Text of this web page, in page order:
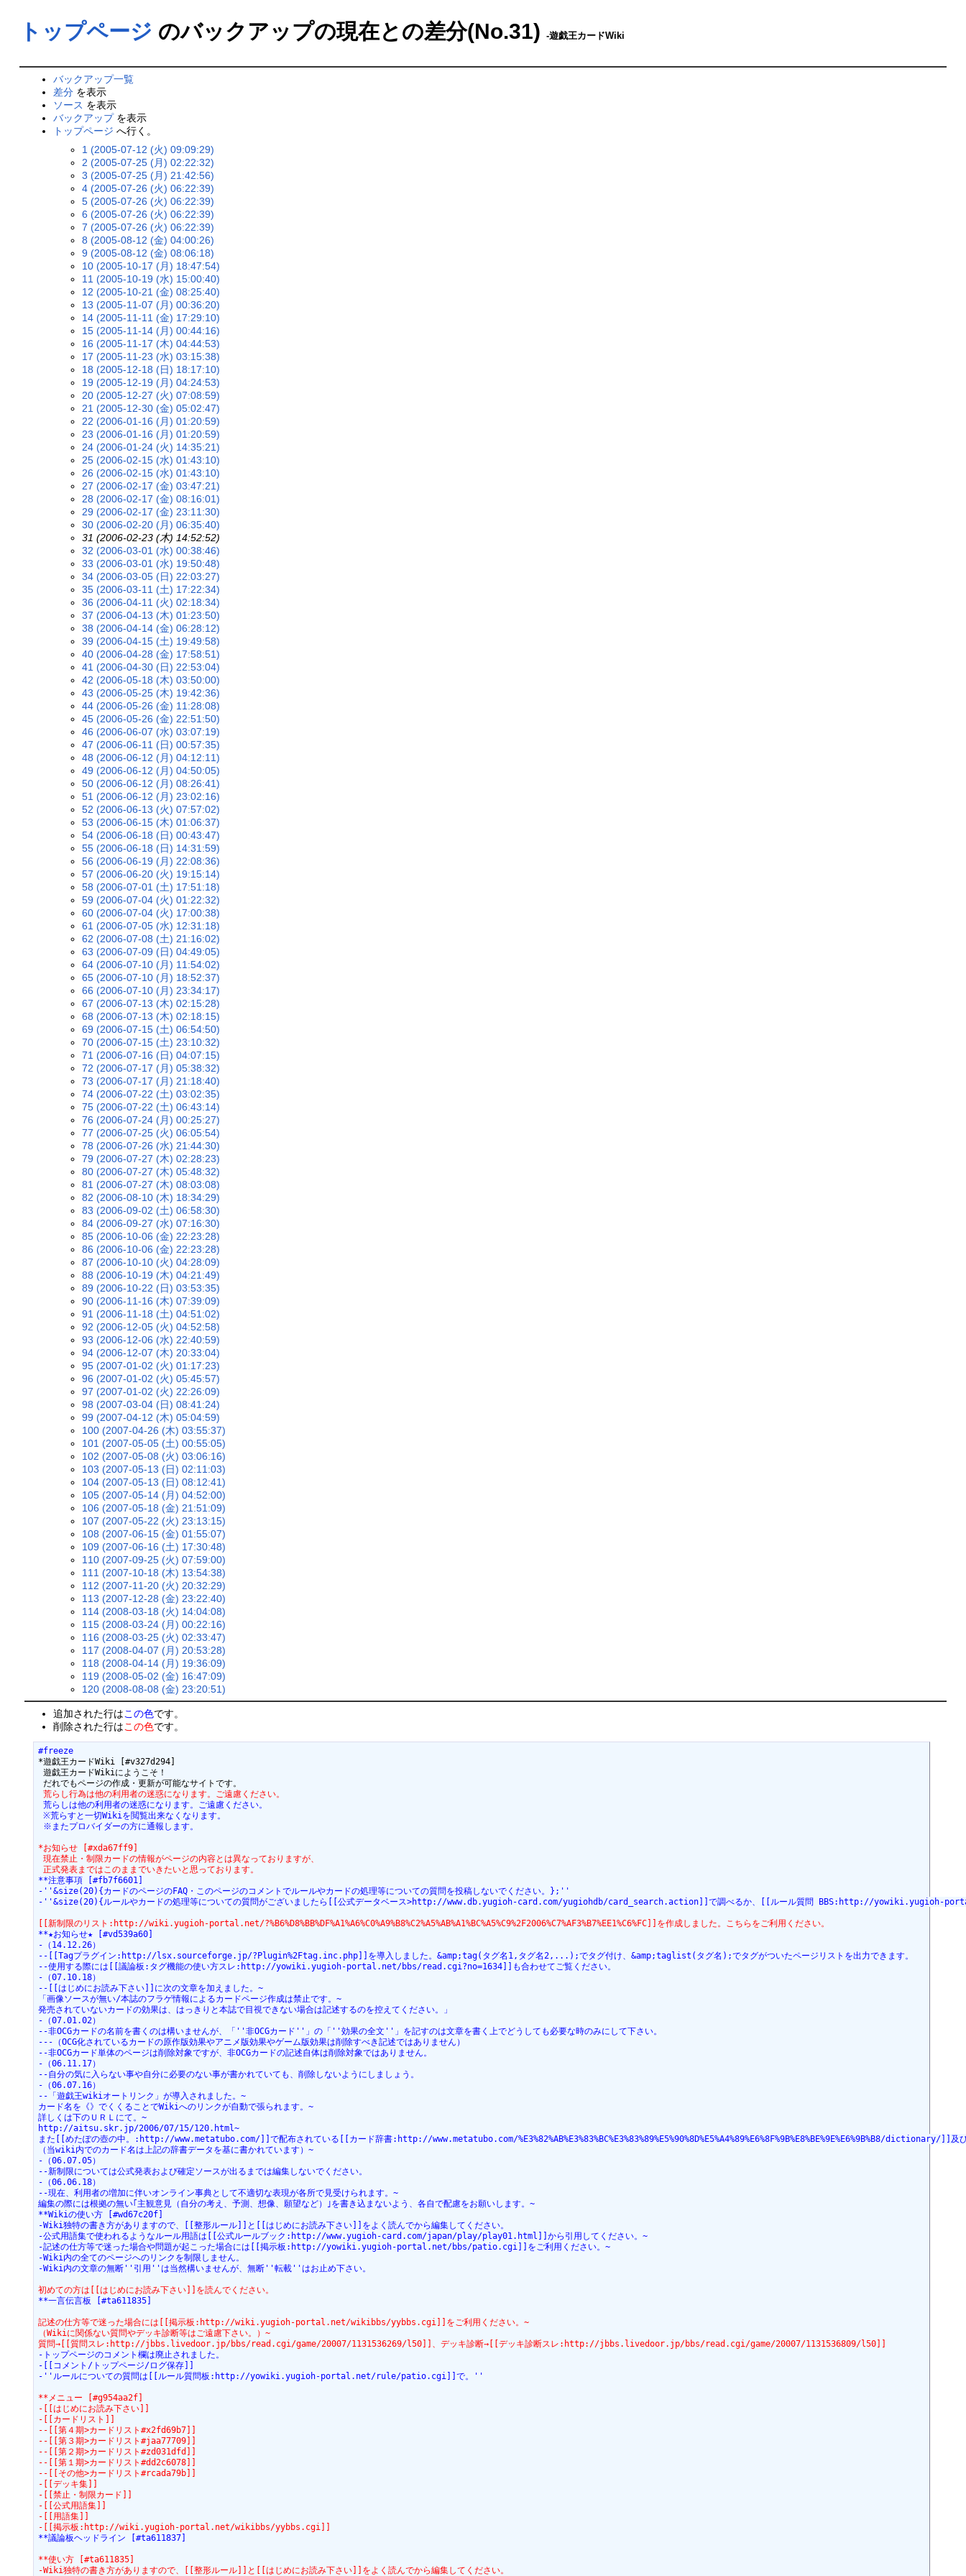
トップページ のバックアップの現在との差分(No.31) -遊戯王カードWiki
バックアップ一覧
差分 を表示
ソース を表示
バックアップを表示
トップページ へ行く。
1 (2005-07-12 (火) 09:09:29)
2 (2005-07-25 (月) 02:22:32)
3 (2005-07-25 (月) 21:42:56)
4 (2005-07-26 (火) 06:22:39)
5 (2005-07-26 (火) 06:22:39)
6 (2005-07-26 (火) 06:22:39)
7 (2005-07-26 (火) 06:22:39)
8 (2005-08-12 (金) 04:00:26)
9 (2005-08-12 (金) 08:06:18)
10 (2005-10-17 (月) 18:47:54)
11 (2005-10-19 (水) 15:00:40)
12 (2005-10-21 (金) 08:25:40)
13 (2005-11-07 (月) 00:36:20)
14 (2005-11-11 (金) 17:29:10)
15 (2005-11-14 (月) 00:44:16)
16 (2005-11-17 (木) 04:44:53)
17 (2005-11-23 (水) 03:15:38)
18 (2005-12-18 (日) 18:17:10)
19 (2005-12-19 (月) 04:24:53)
20 (2005-12-27 (火) 07:08:59)
21 (2005-12-30 (金) 05:02:47)
22 (2006-01-16 (月) 01:20:59)
23 (2006-01-16 (月) 01:20:59)
24 (2006-01-24 (火) 14:35:21)
25 (2006-02-15 (水) 01:43:10)
26 (2006-02-15 (水) 01:43:10)
27 (2006-02-17 (金) 03:47:21)
28 (2006-02-17 (金) 08:16:01)
29 (2006-02-17 (金) 23:11:30)
30 (2006-02-20 (月) 06:35:40)
31 (2006-02-23 (木) 14:52:52)
32 (2006-03-01 (水) 00:38:46)
33 (2006-03-01 (水) 19:50:48)
34 (2006-03-05 (日) 22:03:27)
35 (2006-03-11 (土) 17:22:34)
36 (2006-04-11 (火) 02:18:34)
37 (2006-04-13 (木) 01:23:50)
38 (2006-04-14 (金) 06:28:12)
39 (2006-04-15 (土) 19:49:58)
40 (2006-04-28 (金) 17:58:51)
41 (2006-04-30 (日) 22:53:04)
42 (2006-05-18 (木) 03:50:00)
43 (2006-05-25 (木) 19:42:36)
44 (2006-05-26 (金) 11:28:08)
45 (2006-05-26 (金) 22:51:50)
46 (2006-06-07 (水) 03:07:19)
47 (2006-06-11 (日) 00:57:35)
48 (2006-06-12 (月) 04:12:11)
49 (2006-06-12 (月) 04:50:05)
50 (2006-06-12 (月) 08:26:41)
51 (2006-06-12 (月) 23:02:16)
52 (2006-06-13 (火) 07:57:02)
53 (2006-06-15 (木) 01:06:37)
54 (2006-06-18 (日) 00:43:47)
55 (2006-06-18 (日) 14:31:59)
56 (2006-06-19 (月) 22:08:36)
57 (2006-06-20 (火) 19:15:14)
58 (2006-07-01 (土) 17:51:18)
59 (2006-07-04 (火) 01:22:32)
60 (2006-07-04 (火) 17:00:38)
61 (2006-07-05 (水) 12:31:18)
62 (2006-07-08 (土) 21:16:02)
63 (2006-07-09 (日) 04:49:05)
64 (2006-07-10 (月) 11:54:02)
65 (2006-07-10 (月) 18:52:37)
66 (2006-07-10 (月) 23:34:17)
67 (2006-07-13 (木) 02:15:28)
68 (2006-07-13 (木) 02:18:15)
69 (2006-07-15 (土) 06:54:50)
70 (2006-07-15 (土) 23:10:32)
71 (2006-07-16 (日) 04:07:15)
72 (2006-07-17 (月) 05:38:32)
73 (2006-07-17 (月) 21:18:40)
74 (2006-07-22 (土) 03:02:35)
75 (2006-07-22 (土) 06:43:14)
76 (2006-07-24 (月) 00:25:27)
77 (2006-07-25 (火) 06:05:54)
78 (2006-07-26 (水) 21:44:30)
79 (2006-07-27 (木) 02:28:23)
80 (2006-07-27 (木) 05:48:32)
81 (2006-07-27 (木) 08:03:08)
82 (2006-08-10 (木) 18:34:29)
83 (2006-09-02 (土) 06:58:30)
84 (2006-09-27 (水) 07:16:30)
85 (2006-10-06 (金) 22:23:28)
86 (2006-10-06 (金) 22:23:28)
87 (2006-10-10 (火) 04:28:09)
88 (2006-10-19 (木) 04:21:49)
89 (2006-10-22 (日) 03:53:35)
90 (2006-11-16 (木) 07:39:09)
91 (2006-11-18 (土) 04:51:02)
92 (2006-12-05 (火) 04:52:58)
93 (2006-12-06 (水) 22:40:59)
94 (2006-12-07 (木) 20:33:04)
95 (2007-01-02 (火) 01:17:23)
96 (2007-01-02 (火) 05:45:57)
97 (2007-01-02 (火) 22:26:09)
98 (2007-03-04 (日) 08:41:24)
99 (2007-04-12 (木) 05:04:59)
100 (2007-04-26 (木) 03:55:37)
101 (2007-05-05 (土) 00:55:05)
102 (2007-05-08 (火) 03:06:16)
103 (2007-05-13 (日) 02:11:03)
104 (2007-05-13 (日) 08:12:41)
105 (2007-05-14 (月) 04:52:00)
106 (2007-05-18 (金) 21:51:09)
107 (2007-05-22 (火) 23:13:15)
108 (2007-06-15 (金) 01:55:07)
109 (2007-06-16 (土) 17:30:48)
110 (2007-09-25 (火) 07:59:00)
111 (2007-10-18 (木) 13:54:38)
112 (2007-11-20 (火) 20:32:29)
113 (2007-12-28 (金) 23:22:40)
114 (2008-03-18 (火) 14:04:08)
115 (2008-03-24 (月) 00:22:16)
116 (2008-03-25 (火) 02:33:47)
117 (2008-04-07 (月) 20:53:28)
118 (2008-04-14 (月) 19:36:09)
119 (2008-05-02 (金) 16:47:09)
120 (2008-08-08 (金) 23:20:51)
追加された行はこの色です。
削除された行はこの色です。
#freeze
*遊戯王カードWiki [#v327d294]
遊戯王カードWikiにようこそ！
荒らし行為は他の利用者の迷惑になります。ご遠慮ください。
荒らしは他の利用者の迷惑になります。ご遠慮ください。
※荒らすと一切Wikiを閲覧出来なくなります。
※またプロバイダーの方に通報します。
*お知らせ [#xda67ff9]
現在禁止・制限カードの情報がページの内容とは異なっておりますが、
正式発表まではこのままでいきたいと思っております。
**注意事項 [#fb7f6601]
-''&size(20){カードのページのFAQ・このページのコメントでルールやカードの処理等についての質問を投稿しないでください。};''
-''&size(20){ルールやカードの処理等についての質問がございましたら[[公式データベース>http://www.db.yugioh-card.com/yugiohdb/card_search.action]]で調べるか、[[ルール質問 BBS:http://
[[新制限のリスト:http://wiki.yugioh-portal.net/?%B6%D8%BB%DF%A1%A6%C0%A9%B8%C2%A5%AB%A1%BC%A5%C9%2F2006%C7%AF3%B7%EE1%C6%FC]]を作成しました。こちらをご利用ください。
**★お知らせ★ [#vd539a60]
-（14.12.26）
--[[Tagプラグイン:http://lsx.sourceforge.jp/?Plugin%2Ftag.inc.php]]を導入しました。&amp;tag(タグ名1,タグ名2,...);でタグ付け、&amp;taglist(タグ名);でタグがついたページリストを出力できます。
--使用する際には[[議論板:タグ機能の使い方スレ:http://yowiki.yugioh-portal.net/bbs/read.cgi?no=1634]]も合わせてご覧ください。
-（07.10.18）
--[[はじめにお読み下さい]]に次の文章を加えました。~
「画像ソースが無い/本誌のフラゲ情報によるカードページ作成は禁止です。~
発売されていないカードの効果は、はっきりと本誌で目視できない場合は記述するのを控えてください。」
-（07.01.02）
--非OCGカードの名前を書くのは構いませんが、「''非OCGカード''」の「''効果の全文''」を記すのは文章を書く上でどうしても必要な時のみにして下さい。
---（OCG化されているカードの原作版効果やアニメ版効果やゲーム版効果は削除すべき記述ではありません）
--非OCGカード単体のページは削除対象ですが、非OCGカードの記述自体は削除対象ではありません。
-（06.11.17）
--自分の気に入らない事や自分に必要のない事が書かれていても、削除しないようにしましょう。
-（06.07.16）
--「遊戯王wikiオートリンク」が導入されました。~
カード名を《》でくくることでWikiへのリンクが自動で張られます。~
詳しくは下のＵＲＬにて。~
http://aitsu.skr.jp/2006/07/15/120.html~
また[[めたぽの壺の中。:http://www.metatubo.com/]]で配布されている[[カード辞書:http://www.metatubo.com/
（当wiki内でのカード名は上記の辞書データを基に書かれています）~
-（06.07.05）
--新制限については公式発表および確定ソースが出るまでは編集しないでください。
-（06.06.18）
--現在、利用者の増加に伴いオンライン事典として不適切な表現が各所で見受けられます。~
編集の際には根拠の無い｢主観意見（自分の考え、予測、想像、願望など）｣を書き込まないよう、各自で配慮をお願いします。~
**Wikiの使い方 [#wd67c20f]
-Wiki独特の書き方がありますので、[[整形ルール]]と[[はじめにお読み下さい]]をよく読んでから編集してください。
-公式用語集で使われるようなルール用語は[[公式ルールブック:http://www.yugioh-card.com/japan/play/play01.html]]から引用してください。~
-記述の仕方等で迷った場合や問題が起こった場合には[[掲示板:http://yowiki.yugioh-portal.net/bbs/patio.cgi]]をご利用ください。~
-Wiki内の全てのページへのリンクを制限しません。
-Wiki内の文章の無断''引用''は当然構いませんが、無断''転載''はお止め下さい。
初めての方は[[はじめにお読み下さい]]を読んでください。
**一言伝言板 [#ta611835]
記述の仕方等で迷った場合には[[掲示板:http://wiki.yugioh-portal.net/wikibbs/yybbs.cgi]]をご利用ください。~
（Wikiに関係ない質問やデッキ診断等はご遠慮下さい。）~
質問→[[質問スレ:http://jbbs.livedoor.jp/bbs/read.cgi/game/20007/1131536269/l50]]、デッキ診断→[[デッキ診断スレ:http://jbbs.livedoor.jp/bbs/read.cgi/game/20007/1131536809/l50]]
-トップページのコメント欄は廃止されました。
-[[コメント/トップページ/ログ保存]]
-''ルールについての質問は[[ルール質問板:http://yowiki.yugioh-portal.net/rule/patio.cgi]]で。''
**メニュー [#g954aa2f]
-[[はじめにお読み下さい]]
-[[カードリスト]]
--[[第４期>カードリスト#x2fd69b7]]
--[[第３期>カードリスト#jaa77709]]
--[[第２期>カードリスト#zd031dfd]]
--[[第１期>カードリスト#dd2c6078]]
--[[その他>カードリスト#rcada79b]]
-[[デッキ集]]
-[[禁止・制限カード]]
-[[公式用語集]]
-[[用語集]]
-[[掲示板:http://wiki.yugioh-portal.net/wikibbs/yybbs.cgi]]
**議論板ヘッドライン [#ta611837]
**使い方 [#ta611835]
-Wiki独特の書き方がありますので、[[整形ルール]]と[[はじめにお読み下さい]]をよく読んでから編集してください。